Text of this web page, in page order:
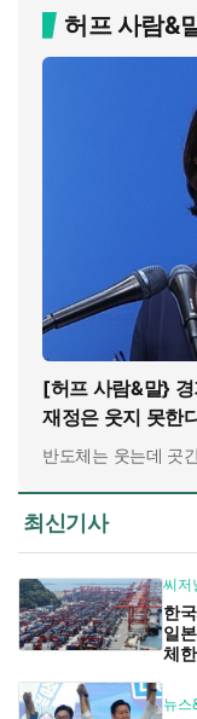
허프 사람&
[허프 사람&말}
재정은 웃지 못한
반도체는 웃는데 곳
최신기사
씨저
한
일
체
뉴스